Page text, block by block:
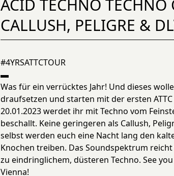
ACID TECHNO
CALLUSH, PELIGRE &
#4YRSATTCTOUR
▬
Was für ein verrücktes Jahr! Und dieses
draufsetzen und starten mit der ersten
20.01.2023 werdet ihr mit Techno vom
beschallt. Keine geringeren als Callush,
selbst werden euch eine Nacht lang den
Knochen treiben. Das Soundspektrum
zu eindringlichem, düsteren Techno. See
Vienna!